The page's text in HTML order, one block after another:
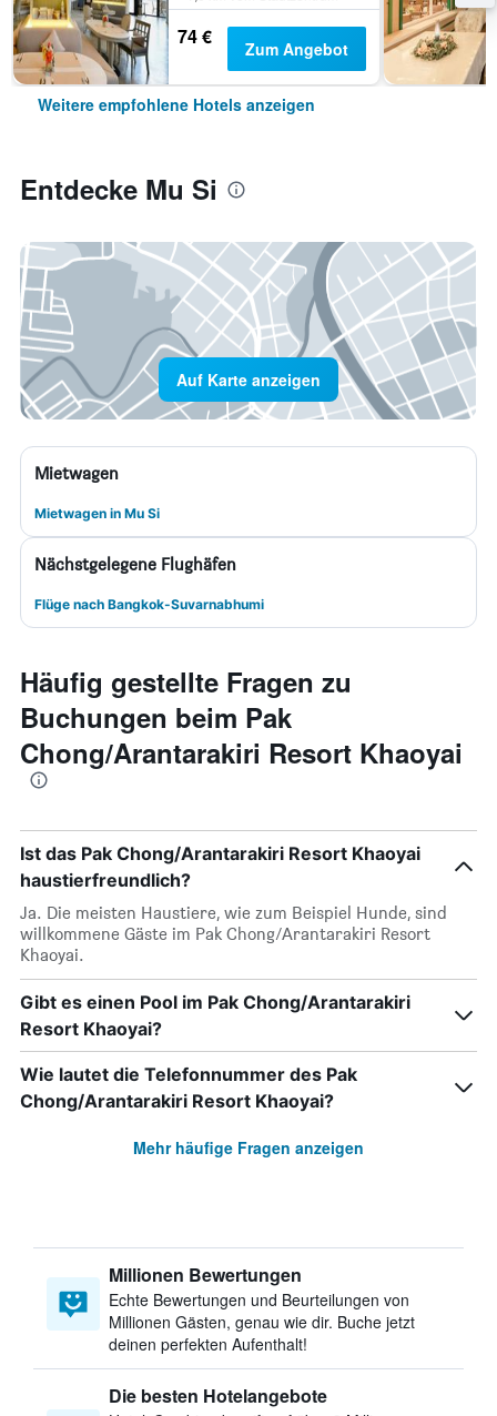
74 € Zum Angebot
Weitere empfohlene Hotels anzeigen
Entdecke Mu Si
Auf Karte anzeigen
Mietwagen
Mietwagen in Mu Si
Nächstgelegene Flughäfen
Flüge nach Bangkok-Suvarnabhumi
Häufig gestellte Fragen zu
Buchungen beim Pak
Chong/Arantarakiri Resort Khaoyai
Ist das Pak Chong/Arantarakiri Resort Khaoyai
haustierfreundlich?
Ja. Die meisten Haustiere, wie zum Beispiel Hunde, sind
willkommene Gäste im Pak Chong/Arantarakiri Resort
Khaoyai.
Gibt es einen Pool im Pak Chong/Arantarakiri
Resort Khaoyai?
Wie lautet die Telefonnummer des Pak
Chong/Arantarakiri Resort Khaoyai?
Mehr häufige Fragen anzeigen
Millionen Bewertungen
Echte Bewertungen und Beurteilungen von
Millionen Gästen, genau wie dir. Buche jetzt
deinen perfekten Aufenthalt!
Die besten Hotelangebote